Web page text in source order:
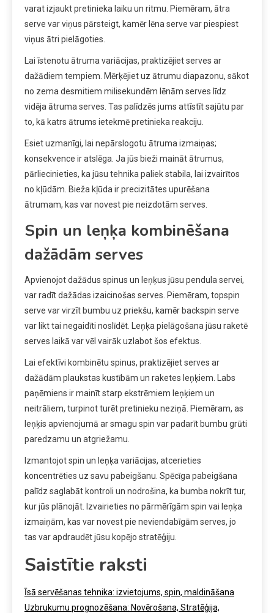
varat izjaukt pretinieka laiku un ritmu. Piemēram, ātra
serve var viņus pārsteigt, kamēr lēna serve var piespiest
viņus ātri pielāgoties.
Lai īstenotu ātruma variācijas, praktizējiet serves ar
dažādiem tempiem. Mērķējiet uz ātrumu diapazonu, sākot
no zema desmitiem milisekundēm lēnām serves līdz
vidēja ātruma serves. Tas palīdzēs jums attīstīt sajūtu par
to, kā katrs ātrums ietekmē pretinieka reakciju.
Esiet uzmanīgi, lai nepārslogotu ātruma izmaiņas;
konsekvence ir atslēga. Ja jūs bieži maināt ātrumus,
pārliecinieties, ka jūsu tehnika paliek stabila, lai izvairītos
no kļūdām. Bieža kļūda ir precizitātes upurēšana
ātrumam, kas var novest pie neizdotām serves.
Spin un leņķa kombinēšana
dažādām serves
Apvienojot dažādus spinus un leņķus jūsu pendula servei,
var radīt dažādas izaicinošas serves. Piemēram, topspin
serve var virzīt bumbu uz priekšu, kamēr backspin serve
var likt tai negaidīti noslīdēt. Leņķa pielāgošana jūsu raketē
serves laikā var vēl vairāk uzlabot šos efektus.
Lai efektīvi kombinētu spinus, praktizējiet serves ar
dažādām plaukstas kustībām un raketes leņķiem. Labs
paņēmiens ir mainīt starp ekstrēmiem leņķiem un
neitrāliem, turpinot turēt pretinieku neziņā. Piemēram, as
leņķis apvienojumā ar smagu spin var padarīt bumbu grūti
paredzamu un atgriežamu.
Izmantojot spin un leņķa variācijas, atcerieties
koncentrēties uz savu pabeigšanu. Spēcīga pabeigšana
palīdz saglabāt kontroli un nodrošina, ka bumba nokrīt tur,
kur jūs plānojāt. Izvairieties no pārmērīgām spin vai leņķa
izmaiņām, kas var novest pie neviendabīgām serves, jo
tas var apdraudēt jūsu kopējo stratēģiju.
Saistītie raksti
Īsā servēšanas tehnika: izvietojums, spin, maldināšana
Uzbrukumu prognozēšana: Novērošana, Stratēģija,